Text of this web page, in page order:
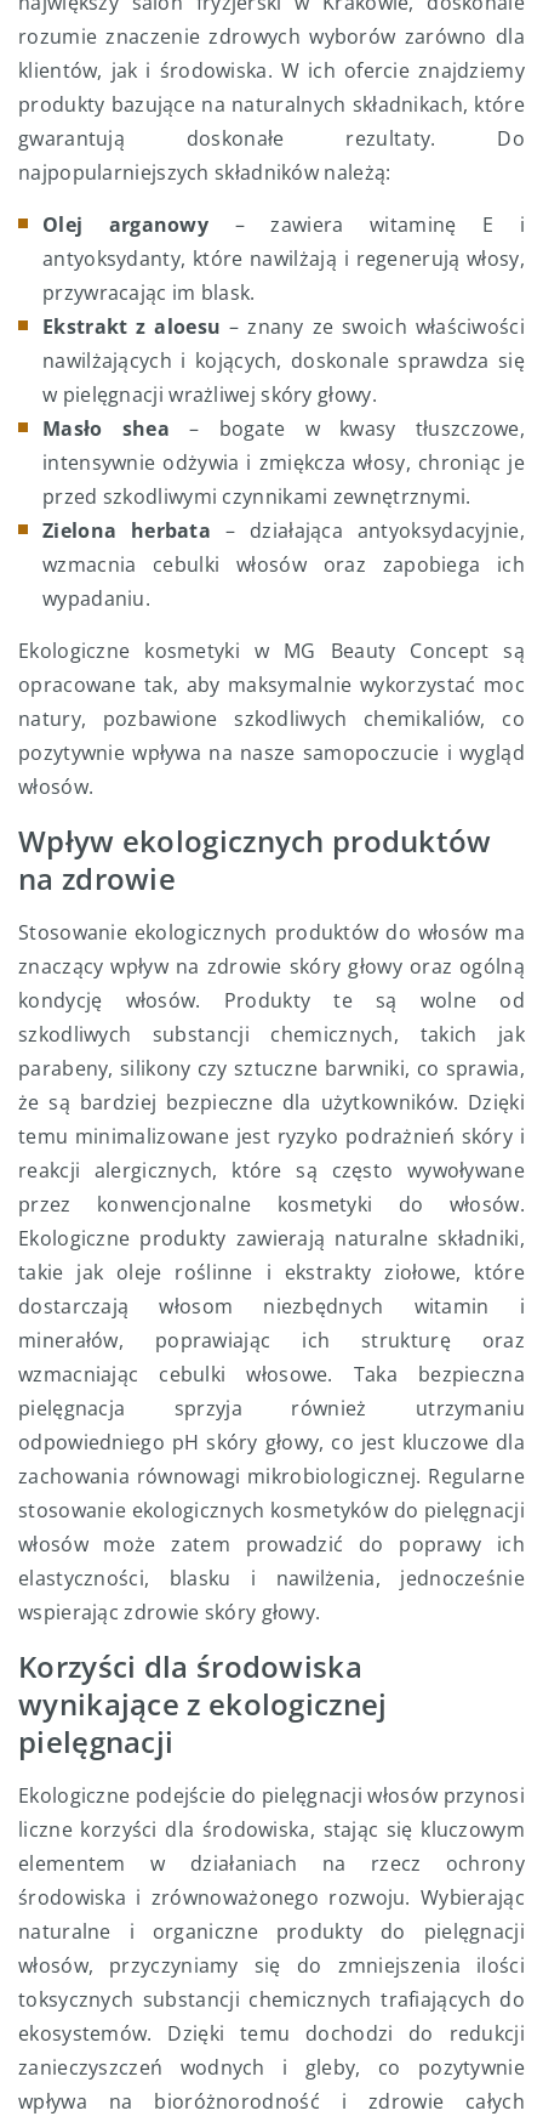
rozumie znaczenie zdrowych wyborów zarówno dla
klientów, jak i środowiska. W ich ofercie znajdziemy
produkty bazujące na naturalnych składnikach, które
gwarantują doskonałe rezultaty. Do
najpopularniejszych składników należą:
Olej arganowy – zawiera witaminę E i
antyoksydanty, które nawilżają i regenerują włosy,
przywracając im blask.
Ekstrakt z aloesu – znany ze swoich właściwości
nawilżających i kojących, doskonale sprawdza się
w pielęgnacji wrażliwej skóry głowy.
Masło shea – bogate w kwasy tłuszczowe,
intensywnie odżywia i zmiękcza włosy, chroniąc je
przed szkodliwymi czynnikami zewnętrznymi.
Zielona herbata – działająca antyoksydacyjnie,
wzmacnia cebulki włosów oraz zapobiega ich
wypadaniu.
Ekologiczne kosmetyki w MG Beauty Concept są
opracowane tak, aby maksymalnie wykorzystać moc
natury, pozbawione szkodliwych chemikaliów, co
pozytywnie wpływa na nasze samopoczucie i wygląd
włosów.
Wpływ ekologicznych produktów
na zdrowie
Stosowanie ekologicznych produktów do włosów ma
znaczący wpływ na zdrowie skóry głowy oraz ogólną
kondycję włosów. Produkty te są wolne od
szkodliwych substancji chemicznych, takich jak
parabeny, silikony czy sztuczne barwniki, co sprawia,
że są bardziej bezpieczne dla użytkowników. Dzięki
temu minimalizowane jest ryzyko podrażnień skóry i
reakcji alergicznych, które są często wywoływane
przez konwencjonalne kosmetyki do włosów.
Ekologiczne produkty zawierają naturalne składniki,
takie jak oleje roślinne i ekstrakty ziołowe, które
dostarczają włosom niezbędnych witamin i
minerałów, poprawiając ich strukturę oraz
wzmacniając cebulki włosowe. Taka bezpieczna
pielęgnacja sprzyja również utrzymaniu
odpowiedniego pH skóry głowy, co jest kluczowe dla
zachowania równowagi mikrobiologicznej. Regularne
stosowanie ekologicznych kosmetyków do pielęgnacji
włosów może zatem prowadzić do poprawy ich
elastyczności, blasku i nawilżenia, jednocześnie
wspierając zdrowie skóry głowy.
Korzyści dla środowiska
wynikające z ekologicznej
pielęgnacji
Ekologiczne podejście do pielęgnacji włosów przynosi
liczne korzyści dla środowiska, stając się kluczowym
elementem w działaniach na rzecz ochrony
środowiska i zrównoważonego rozwoju. Wybierając
naturalne i organiczne produkty do pielęgnacji
włosów, przyczyniamy się do zmniejszenia ilości
toksycznych substancji chemicznych trafiających do
ekosystemów. Dzięki temu dochodzi do redukcji
zanieczyszczeń wodnych i gleby, co pozytywnie
wpływa na bioróżnorodność i zdrowie całych